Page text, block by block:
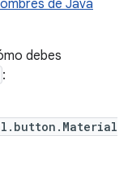
de Java
debes
: